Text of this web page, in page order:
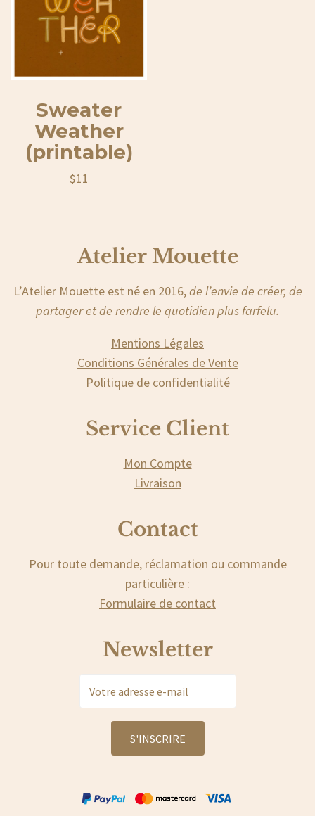
Sweater
Weather
(printable)
$11
Atelier Mouette
L’Atelier Mouette est né en 2016,de l’envie de créer, de
partager et de rendre le quotidien plus farfelu.
Mentions Légales
Conditions Générales de Vente
Politique de confidentialité
Service Client
Mon Compte
Livraison
Contact
Pour toute demande, réclamation ou commande
particulière :
Formulaire de contact
Newsletter